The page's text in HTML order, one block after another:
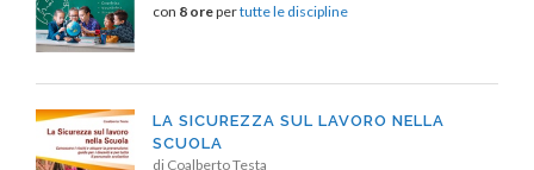
con 8 orepertutte le discipline
LA SICUREZZA SUL LAVORO NELLA
SCUOLA
di Coalberto Testa